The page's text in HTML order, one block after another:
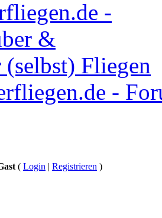
-
( Login | Registrieren )